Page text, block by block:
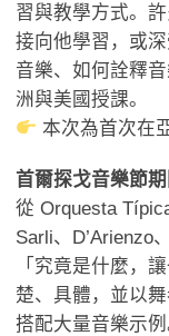
習與教學方式。
接向他學習，或
音樂、如何詮釋
洲與美國授課。
本次為首次在
首爾探戈音樂節
從 Orquesta
Sarli、D’Arienzo
「究竟是什麼，
楚、具體，並以
搭配大量音樂示例